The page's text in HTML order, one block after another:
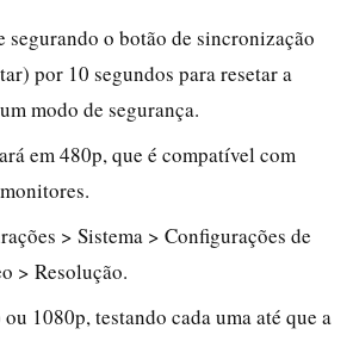
segurando o botão de sincronização
por 10 segundos para resetar a
modo de segurança.
em 480p, que é compatível com
> Sistema > Configurações de
> Resolução.
1080p, testando cada uma até que a